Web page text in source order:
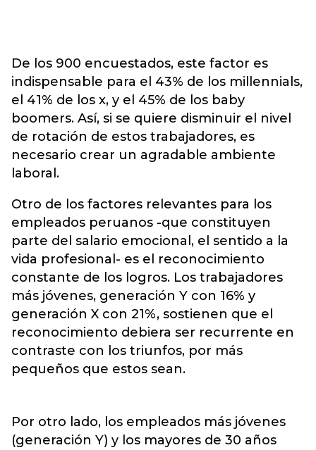
De los 900 encuestados, este factor es
indispensable para el 43% de los millennials,
el 41% de los x, y el 45% de los baby
boomers. Así, si se quiere disminuir el nivel
de rotación de estos trabajadores, es
necesario crear un agradable ambiente
laboral.
Otro de los factores relevantes para los
empleados peruanos -que constituyen
parte del salario emocional, el sentido a la
vida profesional- es el reconocimiento
constante de los logros. Los trabajadores
más jóvenes, generación Y con 16% y
generación X con 21%, sostienen que el
reconocimiento debiera ser recurrente en
contraste con los triunfos, por más
pequeños que estos sean.
Por otro lado, los empleados más jóvenes
(generación Y) y los mayores de 30 años